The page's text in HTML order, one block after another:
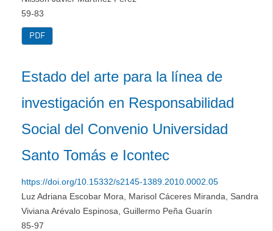
59-83
PDF
Estado del arte para la línea de
investigación en Responsabilidad
Social del Convenio Universidad
Santo Tomás e Icontec
https://doi.org/10.15332/s2145-1389.2010.0002.05
Luz Adriana Escobar Mora, Marisol Cáceres Miranda, Sandra
Viviana Arévalo Espinosa, Guillermo Peña Guarín
85-97